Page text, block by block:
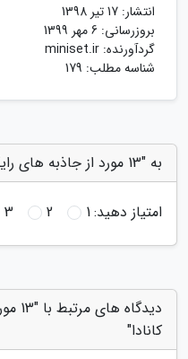
انتشار: 17 تیر 1398
بروزرسانی: 6 مهر 1399
گردآورنده: miniset.ir
شناسه مطلب: 179
به "13 مورد از جاذبه های رایگان ونکوور کانادا" امتیاز دهید
امتیاز دهید:1
2
3
کانادا"